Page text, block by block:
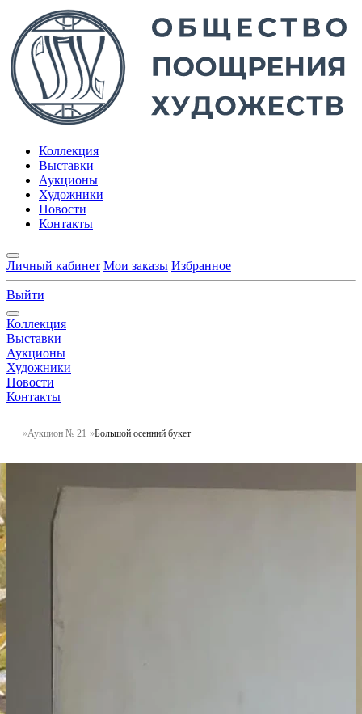
Коллекция
Выставки
Аукционы
Художники
Новости
Контакты
Личный кабинет Мои заказы Избранное
Выйти
Коллекция
Выставки
Аукционы
Художники
Новости
Контакты
Аукцион № 21 Большой осенний букет